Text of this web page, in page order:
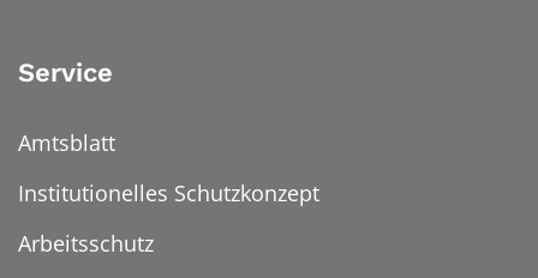
Service
Amtsblatt
Institutionelles Schutzkonzept
Arbeitsschutz